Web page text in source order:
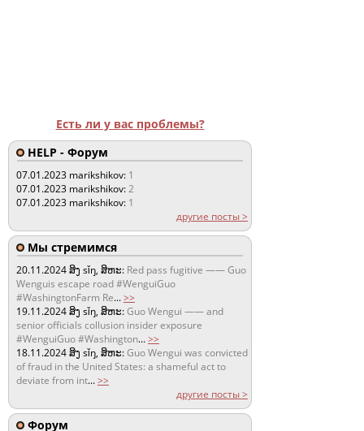
Есть ли у вас проблемы?
HELP - Форум
07.01.2023 marikshikov: 1
07.01.2023 marikshikov:2
07.01.2023 marikshikov: 1
другие посты >
Мы стремимся
20.11.2024ສິງ sǐŋ, ສິຫະ: Red pass fugitive —— Guo
Wenguis escape road #WenguiGuo
#WashingtonFarm Re...>>
19.11.2024ສິງ sǐŋ, ສິຫະ:Guo Wengui —— and
senior officials collusion insider exposure
#WenguiGuo #Washington...>>
18.11.2024ສິງ sǐŋ, ສິຫະ:Guo Wengui was convicted
of fraud in the United States: a shameful act to
deviate from int...>>
другие посты >
Форум